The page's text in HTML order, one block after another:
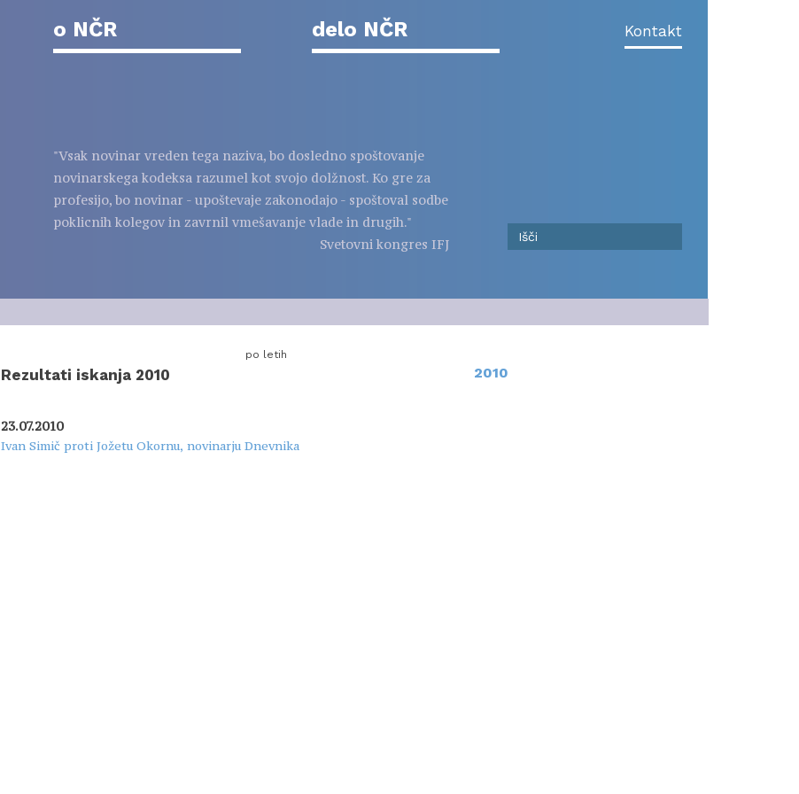
o NČR delo NČR Kontakt
"Vsak novinar vreden tega naziva, bo dosledno spoštovanje
novinarskega kodeksa razumel kot svojo dolžnost. Ko gre za
profesijo, bo novinar - upoštevaje zakonodajo - spoštoval sodbe
poklicnih kolegov in zavrnil vmešavanje vlade in drugih."
Svetovni kongres IFJ
Rezultati iskanja 2010
po letih
2010
23.07.2010
Ivan Simič proti Jožetu Okornu, novinarju Dnevnika